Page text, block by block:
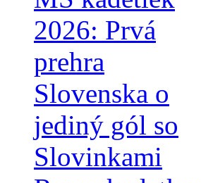
2026: Prvá
prehra
Slovenska o
jediný gól so
Slovinkami